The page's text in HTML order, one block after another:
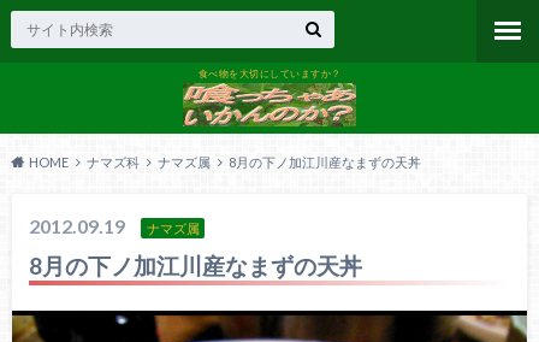
食べ物を大切にしていますか？
HOME ナマズ科 ナマズ属 8月の下ノ加江川産なまずの天丼
2012.09.19 ナマズ属
8月の下ノ加江川産なまずの天丼